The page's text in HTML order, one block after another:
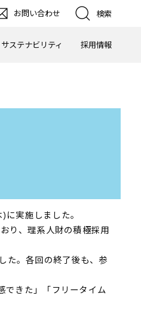
お問い合わせ 検索
サステナビリティ 採用情報
実施しました。
り、理系人財の積極採用
た。各回の終了後も、参
できた」「フリータイム